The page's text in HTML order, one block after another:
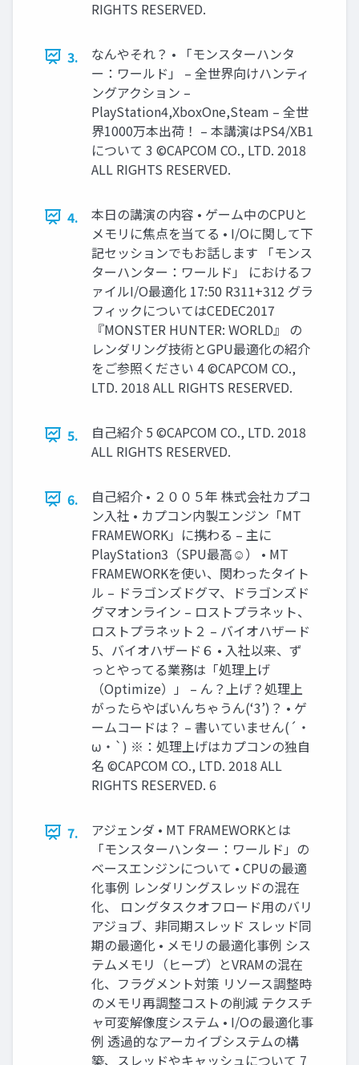
RIGHTS RESERVED.
3.
なんやそれ？ • 「モンスターハンタ
ー：ワールド」 – 全世界向けハンティ
ングアクション –
PlayStation4,XboxOne,Steam – 全世
界1000万本出荷！ – 本講演はPS4/XB1
について 3 ©CAPCOM CO., LTD. 2018
ALL RIGHTS RESERVED.
4.
本日の講演の内容 • ゲーム中のCPUと
メモリに焦点を当てる • I/Oに関して下
記セッションでもお話します 「モンス
ターハンター：ワールド」 におけるフ
ァイルI/O最適化 17:50 R311+312 グラ
フィックについてはCEDEC2017
『MONSTER HUNTER: WORLD』 の
レンダリング技術とGPU最適化の紹介
をご参照ください 4 ©CAPCOM CO.,
LTD. 2018 ALL RIGHTS RESERVED.
5.
自己紹介 5 ©CAPCOM CO., LTD. 2018
ALL RIGHTS RESERVED.
6.
自己紹介 • ２００５年 株式会社カプコ
ン入社 • カプコン内製エンジン「MT
FRAMEWORK」に携わる – 主に
PlayStation3（SPU最高☺） • MT
FRAMEWORKを使い、関わったタイト
ル – ドラゴンズドグマ、ドラゴンズド
グマオンライン – ロストプラネット、
ロストプラネット２ – バイオハザード
5、バイオハザード６ • 入社以来、ず
っとやってる業務は「処理上げ
（Optimize）」 – ん？上げ？処理上
がったらやばいんちゃうん(‘3’)？ • ゲ
ームコードは？ – 書いていません(´・
ω・`) ※：処理上げはカプコンの独自
名 ©CAPCOM CO., LTD. 2018 ALL
RIGHTS RESERVED. 6
7.
アジェンダ • MT FRAMEWORKとは
「モンスターハンター：ワールド」の
ベースエンジンについて • CPUの最適
化事例 レンダリングスレッドの混在
化、 ロングタスクオフロード用のバリ
アジョブ、非同期スレッド スレッド同
期の最適化 • メモリの最適化事例 シス
テムメモリ（ヒープ）とVRAMの混在
化、フラグメント対策 リソース調整時
のメモリ再調整コストの削減 テクスチ
ャ可変解像度システム • I/Oの最適化事
例 透過的なアーカイブシステムの構
築、スレッドやキャッシュについて 7